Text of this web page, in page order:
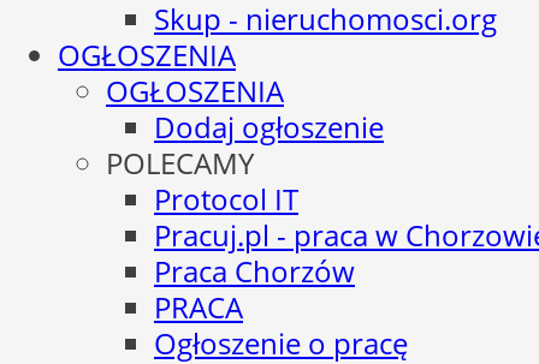
Skup - nieruchomosci.org
OGŁOSZENIA
OGŁOSZENIA
Dodaj ogłoszenie
POLECAMY
Protocol IT
Pracuj.pl - praca w
Praca Chorzów
PRACA
Ogłoszenie o pracę